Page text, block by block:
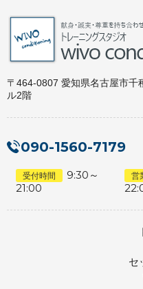
〒464-0807 愛知県名古屋市千
ル2階
090-1560-7179
受付時間
9:30～
21:00
営
セ